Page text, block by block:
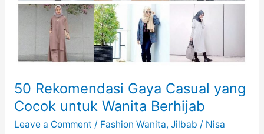
50 Rekomendasi Gaya Casual yang
Cocok untuk Wanita Berhijab
Leave a Comment / Fashion Wanita, Jilbab / Nisa